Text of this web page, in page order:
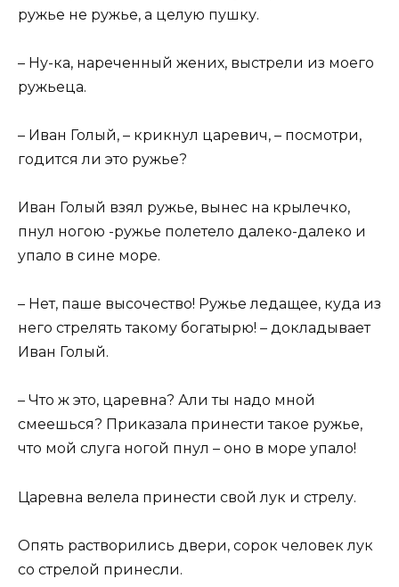
ружье не ружье, а целую пушку.
– Ну-ка, нареченный жених, выстрели из моего
ружьеца.
– Иван Голый, – крикнул царевич, – посмотри,
годится ли это ружье?
Иван Голый взял ружье, вынес на крылечко,
пнул ногою -ружье полетело далеко-далеко и
упало в сине море.
– Нет, паше высочество! Ружье ледащее, куда из
него стрелять такому богатырю! – докладывает
Иван Голый.
– Что ж это, царевна? Али ты надо мной
смеешься? Приказала принести такое ружье,
что мой слуга ногой пнул – оно в море упало!
Царевна велела принести свой лук и стрелу.
Опять растворились двери, сорок человек лук
со стрелой принесли.